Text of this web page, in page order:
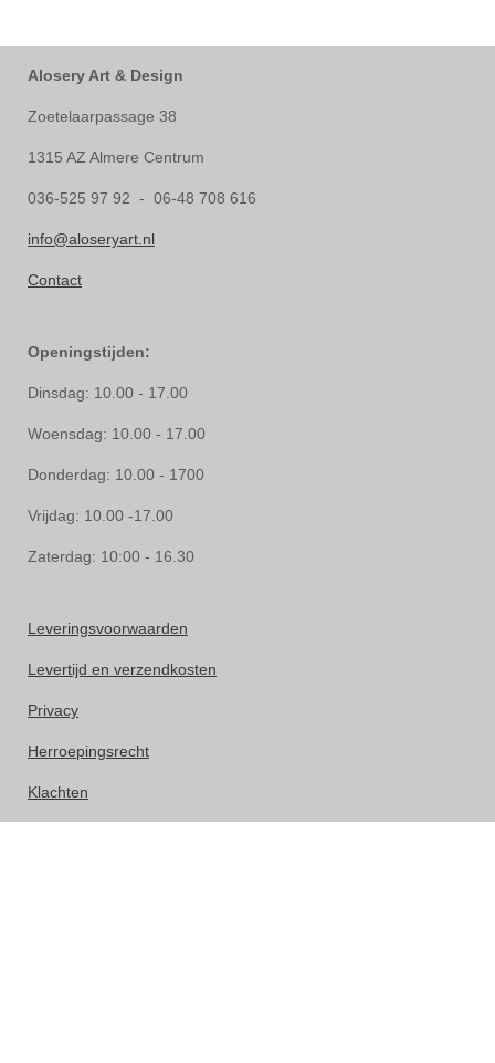
Alosery Art & Design
Zoetelaarpassage 38
1315 AZ Almere Centrum
036-525 97 92 - 06-48 708 616
info@aloseryart.nl
Contact
Openingstijden:
Dinsdag: 10.00 - 17.00
Woensdag: 10.00 - 17.00
Donderdag: 10.00 - 1700
Vrijdag: 10.00 -17.00
Zaterdag: 10:00 - 16.30
Leveringsvoorwaarden
Levertijd en verzendkosten
Privacy
Herroepingsrecht
Klachten